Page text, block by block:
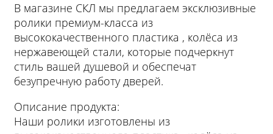
В магазине СКЛ мы предлагаем эксклюзивные
ролики премиум-класса из
высококачественного пластика , колёса из
нержавеющей стали, которые подчеркнут
стиль вашей душевой и обеспечат
безупречную работу дверей.
Описание продукта:
Наши ролики изготовлены из